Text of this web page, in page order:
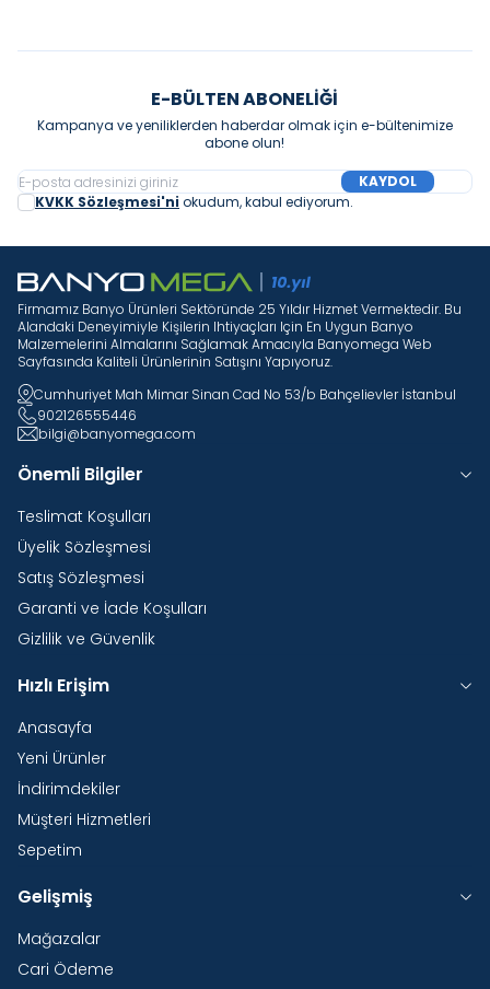
E-BÜLTEN ABONELIĞI
Kampanya ve yeniliklerden haberdar olmak için e-bültenimize
abone olun!
KAYDOL
KVKK Sözleşmesi'ni okudum, kabul ediyorum.
Firmamız Banyo Ürünleri Sektöründe 25 Yıldır Hizmet Vermektedir. Bu
Alandaki Deneyimiyle Kişilerin Ihtiyaçları Için En Uygun Banyo
Malzemelerini Almalarını Sağlamak Amacıyla Banyomega Web
Sayfasında Kaliteli Ürünlerinin Satışını Yapıyoruz.
Cumhuriyet Mah Mimar Sinan Cad No 53/b Bahçelievler İstanbul
902126555446
bilgi@banyomega.com
Önemli Bilgiler
Teslimat Koşulları
Üyelik Sözleşmesi
Satış Sözleşmesi
Garanti ve İade Koşulları
Gizlilik ve Güvenlik
Hızlı Erişim
Anasayfa
Yeni Ürünler
İndirimdekiler
Müşteri Hizmetleri
Sepetim
Gelişmiş
Mağazalar
Cari Ödeme